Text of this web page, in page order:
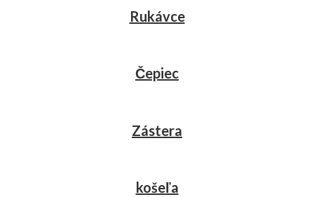
Rukávce
Čepiec
Zástera
košeľa